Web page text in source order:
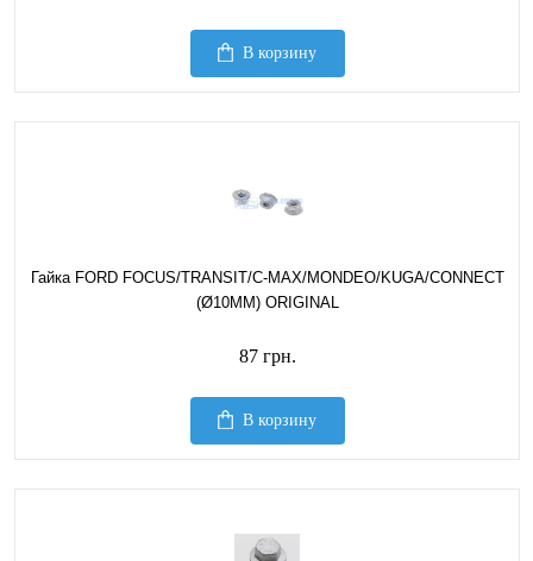
В корзину
Гайка FORD FOCUS/TRANSIT/C-MAX/MONDEO/KUGA/CONNECT
(Ø10MM) ORIGINAL
87 грн.
В корзину